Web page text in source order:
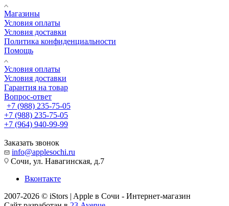
Магазины
Условия оплаты
Условия доставки
Политика конфиденциальности
Помощь
Условия оплаты
Условия доставки
Гарантия на товар
Вопрос-ответ
+7 (988) 235-75-05
+7 (988) 235-75-05
+7 (964) 940-99-99
Заказать звонок
info@applesochi.ru
Сочи, ул. Навагинская, д.7
Вконтакте
2007-2026 © iStors | Apple в Сочи - Интернет-магазин